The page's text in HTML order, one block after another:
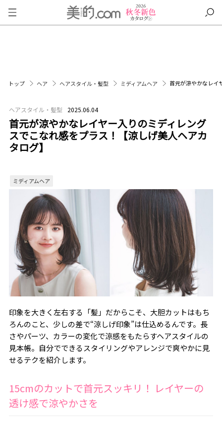
トップ ヘア ヘアスタイル・髪型 ミディアムヘア 首元が涼やかなレイ
ヘアスタイル・髪型 2025.06.04
首元が涼やかなレイヤー入りのミディレング
スでこなれ感をプラス！【涼しげ美人ヘアカ
タログ】
ミディアムヘア
印象を大きく左右する「髪」だからこそ、大胆カットはもち
ろんのこと、少しの差で“涼しげ印象”は仕込めるんです。長
さやパーツ、カラーの変化で涼感をもたらすヘアスタイルの
見本帳。自分でできるスタイリングやアレンジで爽やかに見
せるテクを紹介します。
15cmのカットで首元スッキリ！ レイヤーの
透け感で涼やかさを